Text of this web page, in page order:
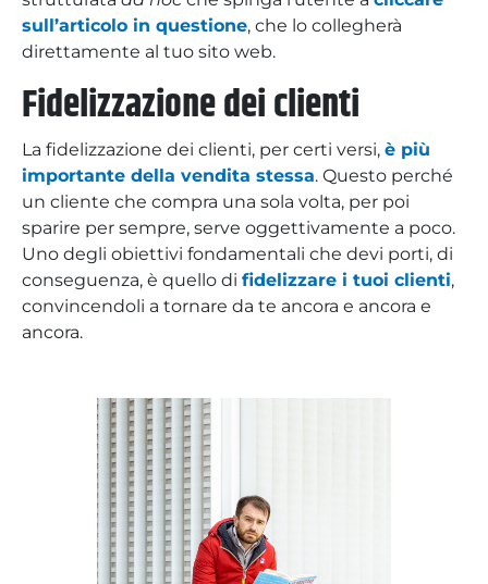
sull’articolo in questione, che lo collegherà
direttamente al tuo sito web.
Fidelizzazione dei clienti
La fidelizzazione dei clienti, per certi versi, è più
importante della vendita stessa. Questo perché
un cliente che compra una sola volta, per poi
sparire per sempre, serve oggettivamente a poco.
Uno degli obiettivi fondamentali che devi porti, di
conseguenza, è quello di fidelizzare i tuoi clienti,
convincendoli a tornare da te ancora e ancora e
ancora.